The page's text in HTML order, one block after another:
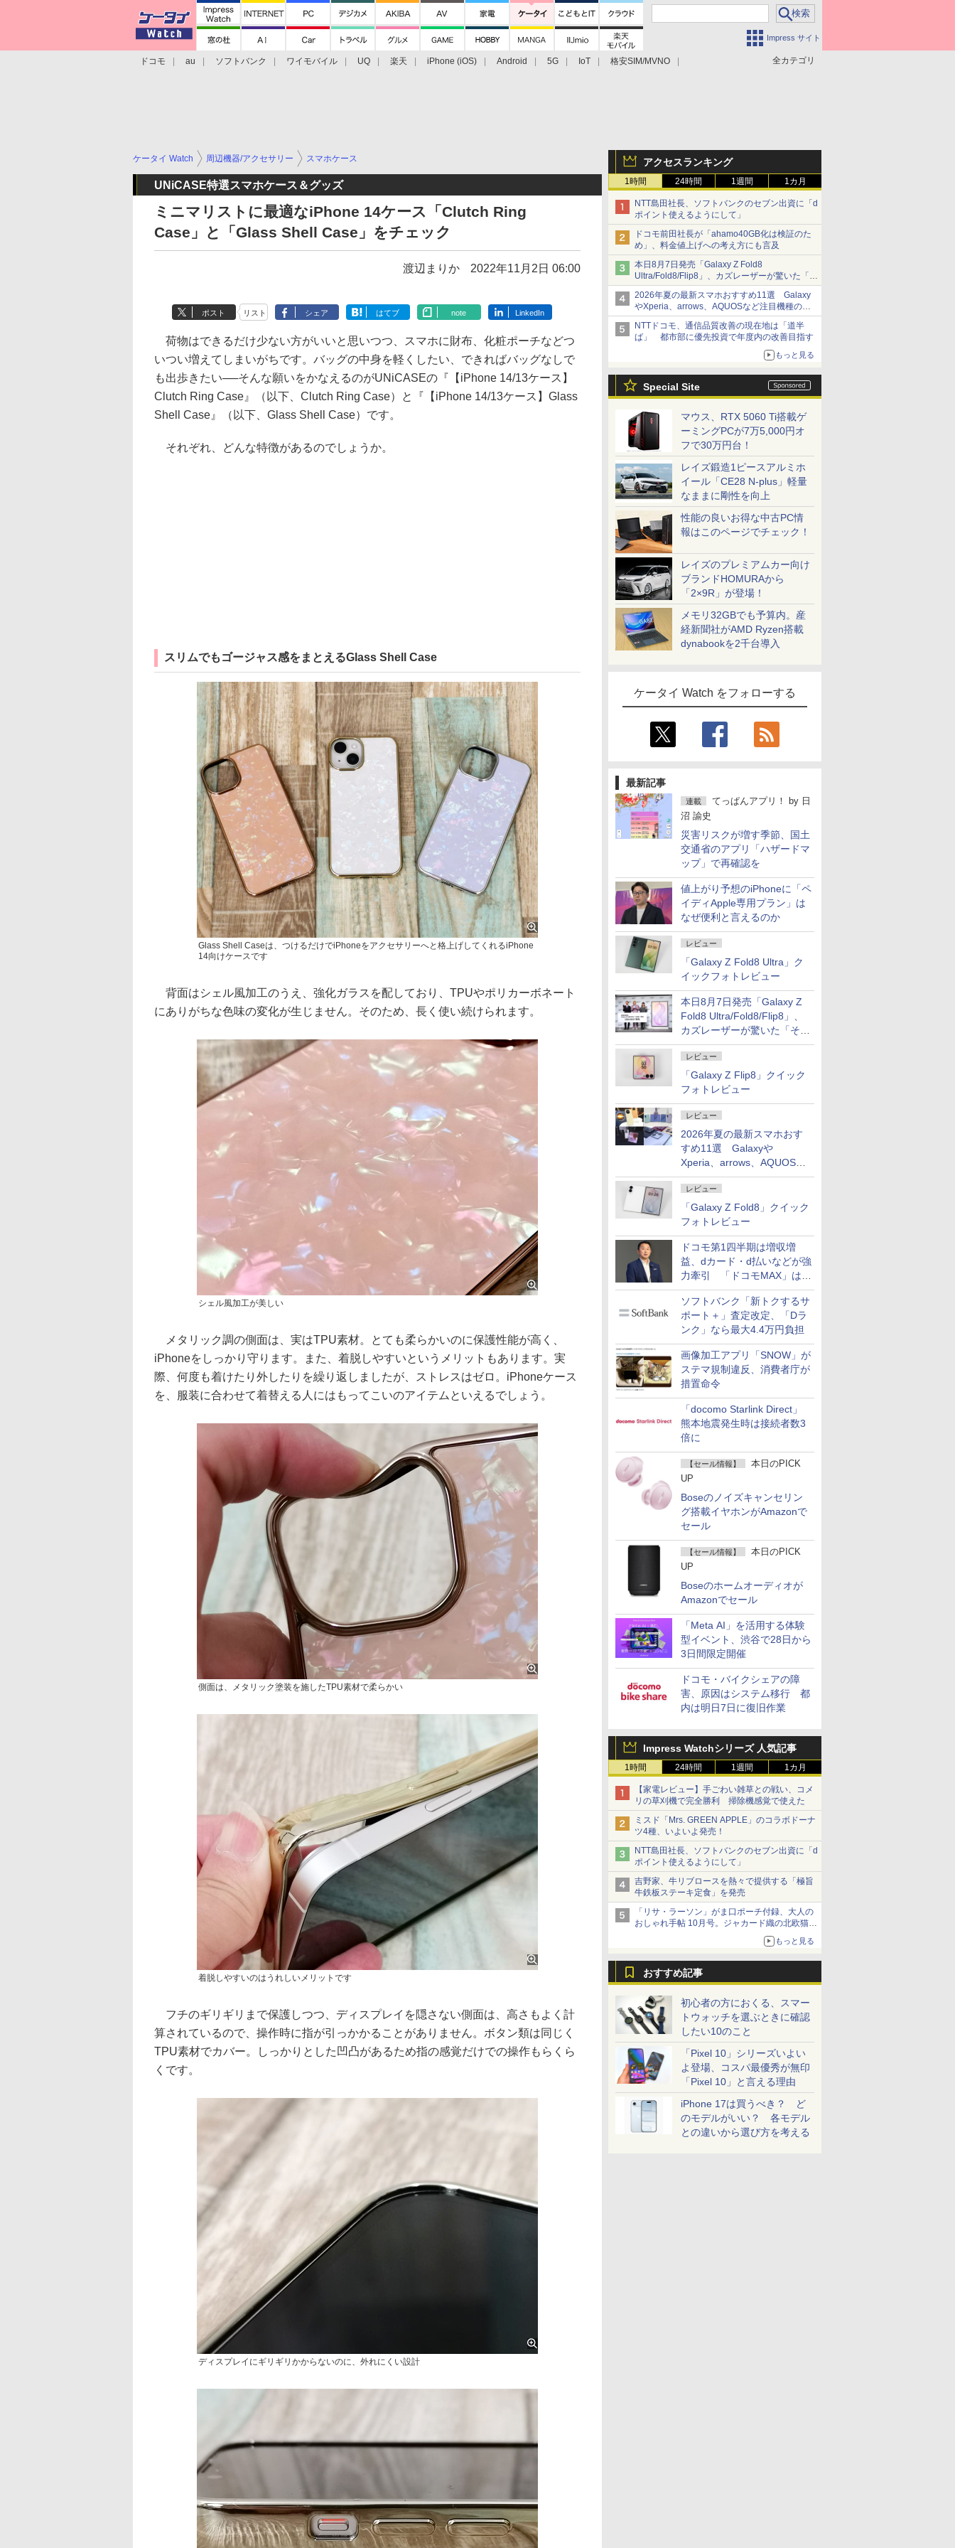
Impress サイト
全カテゴリ
ドコモ au ソフトバンク ワイモバイル UQ 楽天 iPhone (iOS) Android 5G IoT
格安SIM/MVNO
アクセスランキング
1時間 24時間 1週間 1カ月
NTT島田社長、ソフトバンクのセブン出資に「d
ポイント使えるようにして」
ドコモ前田社長が「ahamo40GB化は検証のた
め」、料金値上げへの考え方にも言及
本日8月7日発売「Galaxy Z Fold8
Ultra/Fold8/Flip8」、カズレーザーが驚いた「そ
ば屋のメニュー並みの薄さ」
2026年夏の最新スマホおすすめ11選 Galaxy
やXperia、arrows、AQUOSなど注目機種の特
徴は
NTTドコモ、通信品質改善の現在地は「道半
ば」 都市部に優先投資で年度内の改善目指す
もっと見る
Special Site
マウス、RTX 5060 Ti搭載ゲ
ーミングPCが7万5,000円オ
フで30万円台！
レイズ鍛造1ピースアルミホ
イール「CE28 N-plus」軽量
なままに剛性を向上
性能の良いお得な中古PC情
報はこのページでチェック！
レイズのプレミアムカー向け
ブランドHOMURAから
「2×9R」が登場！
メモリ32GBでも予算内。産
経新聞社がAMD Ryzen搭載
dynabookを2千台導入
ケータイ Watch をフォローする
最新記事
連載 てっぱんアプリ！ by 日
沼 諭史
災害リスクが増す季節、国土
交通省のアプリ「ハザードマ
ップ」で再確認を
値上がり予想のiPhoneに「ペ
イディApple専用プラン」は
なぜ便利と言えるのか
レビュー
「Galaxy Z Fold8 Ultra」ク
イックフォトレビュー
本日8月7日発売「Galaxy Z
Fold8 Ultra/Fold8/Flip8」、
カズレーザーが驚いた「そば
屋のメニュー並みの薄さ」
レビュー
「Galaxy Z Flip8」クイック
フォトレビュー
レビュー
2026年夏の最新スマホおす
すめ11選 Galaxyや
Xperia、arrows、AQUOSな
ど注目機種の特徴は
レビュー
「Galaxy Z Fold8」クイック
フォトレビュー
ドコモ第1四半期は増収増
益、dカード・d払いなどが強
力牽引 「ドコモMAX」は
400万契約突破
ソフトバンク「新トクするサ
ポート＋」査定改定、「Dラ
ンク」なら最大4.4万円負担
画像加工アプリ「SNOW」が
ステマ規制違反、消費者庁が
措置命令
「docomo Starlink Direct」
熊本地震発生時は接続者数3
倍に
【セール情報】
本日のPICK
UP
Boseのノイズキャンセリン
グ搭載イヤホンがAmazonで
セール
【セール情報】
本日のPICK
UP
Boseのホームオーディオが
Amazonでセール
「Meta AI」を活用する体験
型イベント、渋谷で28日から
3日間限定開催
ドコモ・バイクシェアの障
害、原因はシステム移行 都
内は明日7日に復旧作業
Impress Watchシリーズ 人気記事
1時間 24時間 1週間 1カ月
【家電レビュー】手ごわい雑草との戦い、コメ
リの草刈機で完全勝利 掃除機感覚で使えた
ミスド「Mrs. GREEN APPLE」のコラボドーナ
ツ4種、いよいよ発売！
NTT島田社長、ソフトバンクのセブン出資に「d
ポイント使えるようにして」
吉野家、牛リブロースを熱々で提供する「極旨
牛鉄板ステーキ定食」を発売
「リサ・ラーソン」がま口ポーチ付録、大人の
おしゃれ手帖 10月号。ジャカード織の北欧猫デ
もっと見る
おすすめ記事
初心者の方におくる、スマー
トウォッチを選ぶときに確認
したい10のこと
「Pixel 10」シリーズいよい
よ登場、コスパ最優秀が無印
「Pixel 10」と言える理由
iPhone 17は買うべき？ ど
のモデルがいい？ 各モデル
との違いから選び方を考える
ケータイ Watch 周辺機器/アクセサリー スマホケース
UNiCASE特選スマホケース＆グッズ
ミニマリストに最適なiPhone 14ケース「Clutch Ring
Case」と「Glass Shell Case」をチェック
渡辺まりか 2022年11月2日 06:00
ポスト リスト シェア はてブ note LinkedIn
荷物はできるだけ少ない方がいいと思いつつ、スマホに財布、化粧ポーチなどつ
いつい増えてしまいがちです。バッグの中身を軽くしたい、できればバッグなしで
も出歩きたい──そんな願いをかなえるのがUNiCASEの『【iPhone 14/13ケース】
Clutch Ring Case』（以下、Clutch Ring Case）と『【iPhone 14/13ケース】Glass
Shell Case』（以下、Glass Shell Case）です。
それぞれ、どんな特徴があるのでしょうか。
スリムでもゴージャス感をまとえるGlass Shell Case
Glass Shell Caseは、つけるだけでiPhoneをアクセサリーへと格上げしてくれるiPhone
14向けケースです
背面はシェル風加工のうえ、強化ガラスを配しており、TPUやポリカーボネート
にありがちな色味の変化が生じません。そのため、長く使い続けられます。
シェル風加工が美しい
メタリック調の側面は、実はTPU素材。とても柔らかいのに保護性能が高く、
iPhoneをしっかり守ります。また、着脱しやすいというメリットもあります。実
際、何度も着けたり外したりを繰り返しましたが、ストレスはゼロ。iPhoneケース
を、服装に合わせて着替える人にはもってこいのアイテムといえるでしょう。
側面は、メタリック塗装を施したTPU素材で柔らかい
着脱しやすいのはうれしいメリットです
フチのギリギリまで保護しつつ、ディスプレイを隠さない側面は、高さもよく計
算されているので、操作時に指が引っかかることがありません。ボタン類は同じく
TPU素材でカバー。しっかりとした凹凸があるため指の感覚だけでの操作もらくら
くです。
ディスプレイにギリギリかからないのに、外れにくい設計